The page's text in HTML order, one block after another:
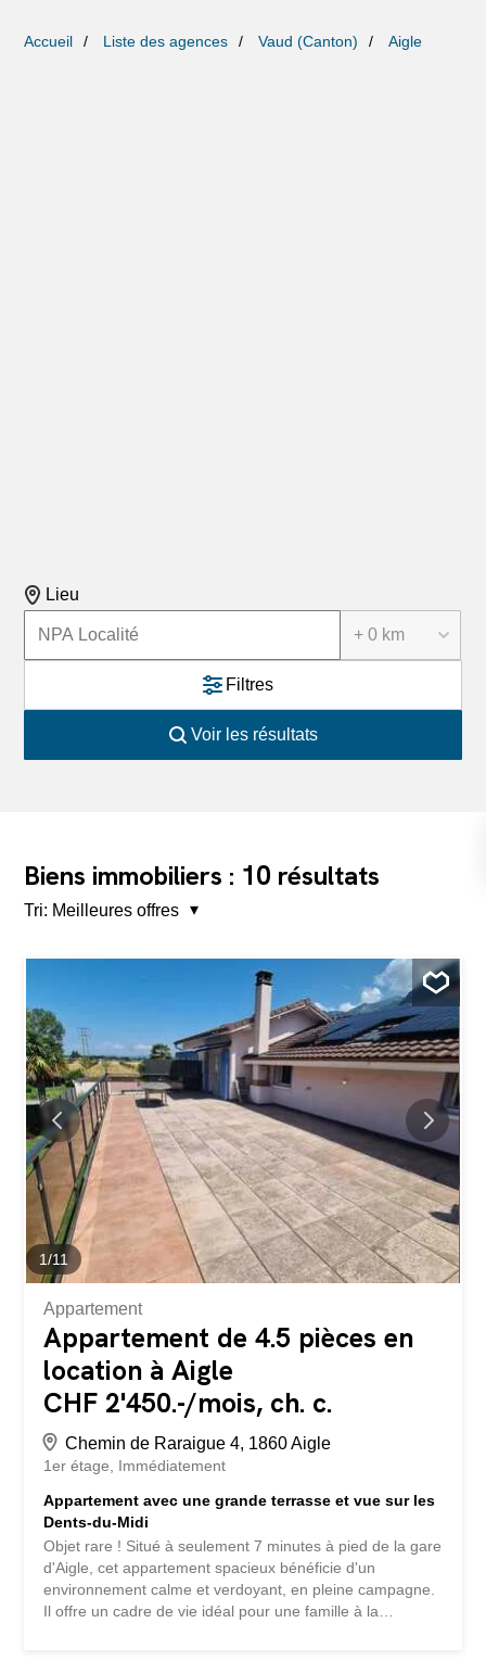
Accueil Liste des agences Vaud (Canton) Aigle
Lieu
+ 0 km
Filtres
Voir les résultats
Biens immobiliers : 10 résultats
Tri: Meilleures offres
1/11
Appartement
Appartement de 4.5 pièces en
location à Aigle
CHF 2'450.-/mois, ch. c.
Chemin de Raraigue 4, 1860 Aigle
1er étage
Immédiatement
Appartement avec une grande terrasse et vue sur les
Dents-du-Midi
Objet rare ! Situé à seulement 7 minutes à pied de la gare
d'Aigle, cet appartement spacieux bénéficie d'un
environnement calme et verdoyant, en pleine campagne.
Il offre un cadre de vie idéal pour une famille à la